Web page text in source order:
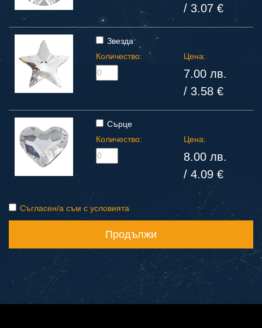
/ 3.07 €
Звезда
Количество:
Цена:
7.00 лв.
/ 3.58 €
Сърце
Количество:
Цена:
8.00 лв.
/ 4.09 €
Съгласен/а съм с условията
Продължи